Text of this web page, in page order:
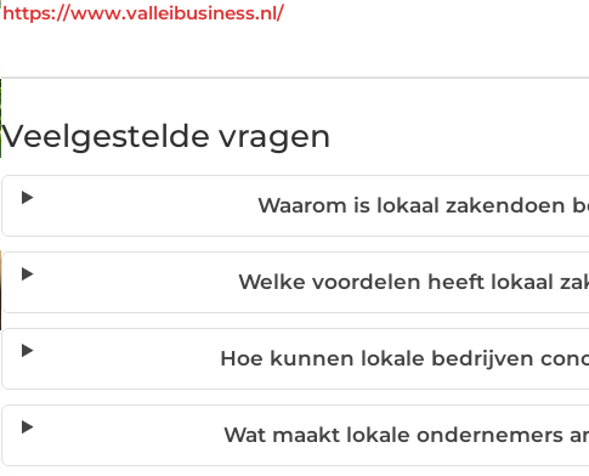
https://www.valleibusiness.nl/
Veelgestelde vragen
Waarom is lokaal zakendoen
Welke voordelen heeft lokaal
Hoe kunnen lokale bedrijven
Wat maakt lokale ondernemers